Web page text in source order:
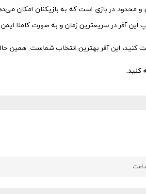
این آفر در سریعترین زمان و به صورت کاملا
کنید.